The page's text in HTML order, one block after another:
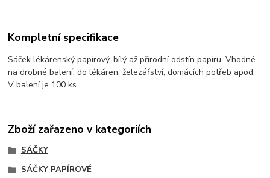
Kompletní specifikace
Sáček lékárenský papírový, bílý až přírodní odstín papíru. Vhodné
na drobné balení, do lékáren, železářství, domácích potřeb apod.
V balení je 100 ks.
Zboží zařazeno v kategoriích
SÁČKY
SÁČKY PAPÍROVÉ